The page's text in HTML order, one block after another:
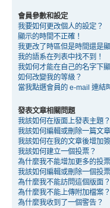
會員參數和設定
我要如何更改個人的設定？
顯示的時間不正確！
我更改了時區但是時間還是
我的語系在列表中找不到！
我如何才能在自己的名字下
如何改變我的等級？
當我點選會員的 e-mail 連結
發表文章相關問題
我該如何在版面上發表主題？
我該如何編輯或刪除一篇文
我該如何在我的文章後增加
我該如何建立一個投票？
為什麼我不能增加更多的投
我該如何編輯或刪除一個投
為什麼我不能訪問這個版面？
為什麼我不能上傳附加檔案？
為什麼我收到了一個警告？